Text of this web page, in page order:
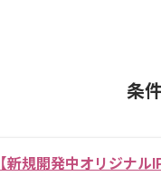
条
【新規開発中オリジナル